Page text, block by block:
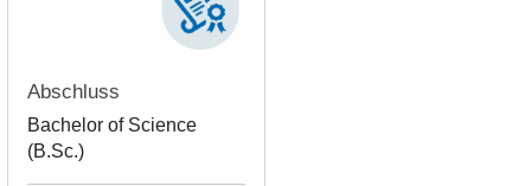
Abschluss
Bachelor of Science
(B.Sc.)